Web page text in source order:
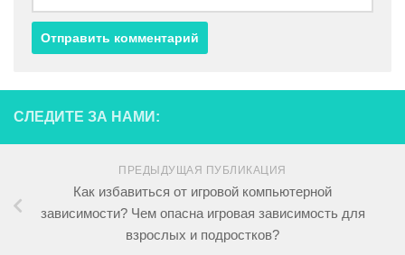
СЛЕДИТЕ ЗА НАМИ:
ПРЕДЫДУЩАЯ ПУБЛИКАЦИЯ
Как избавиться от игровой компьютерной
зависимости? Чем опасна игровая зависимость для
взрослых и подростков?